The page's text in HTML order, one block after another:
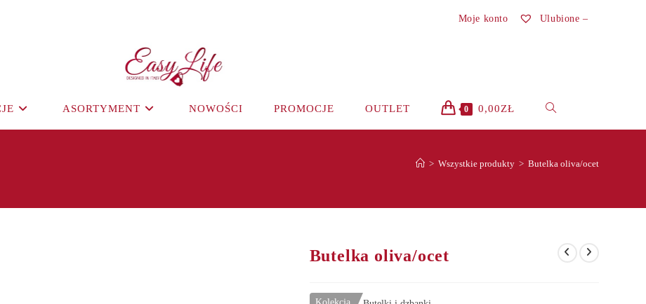
Moje konto Ulubione –
ASORTYMENT NOWOŚCI PROMOCJE OUTLET 0 0,00ZŁ TOGGLE
> Wszystkie produkty > Butelka oliva/ocet
Butelka oliva/ocet